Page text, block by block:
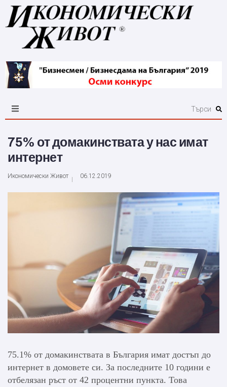
75% от домакинствата у нас имат
интернет
Икономически Живот 06.12.2019
75.1% от домакинствата в България имат достъп до
интернет в домовете си. За последните 10 години е
отбелязан ръст от 42 процентни пункта. Това